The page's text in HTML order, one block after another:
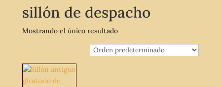
sillón de despacho
Mostrando el único resultado